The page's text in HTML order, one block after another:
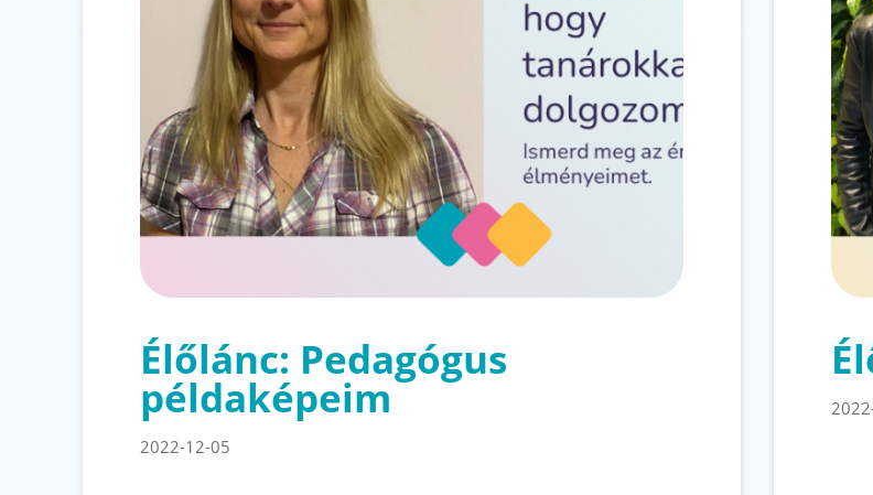
Élőlánc: Pedagógus
példaképeim
2022-12-05